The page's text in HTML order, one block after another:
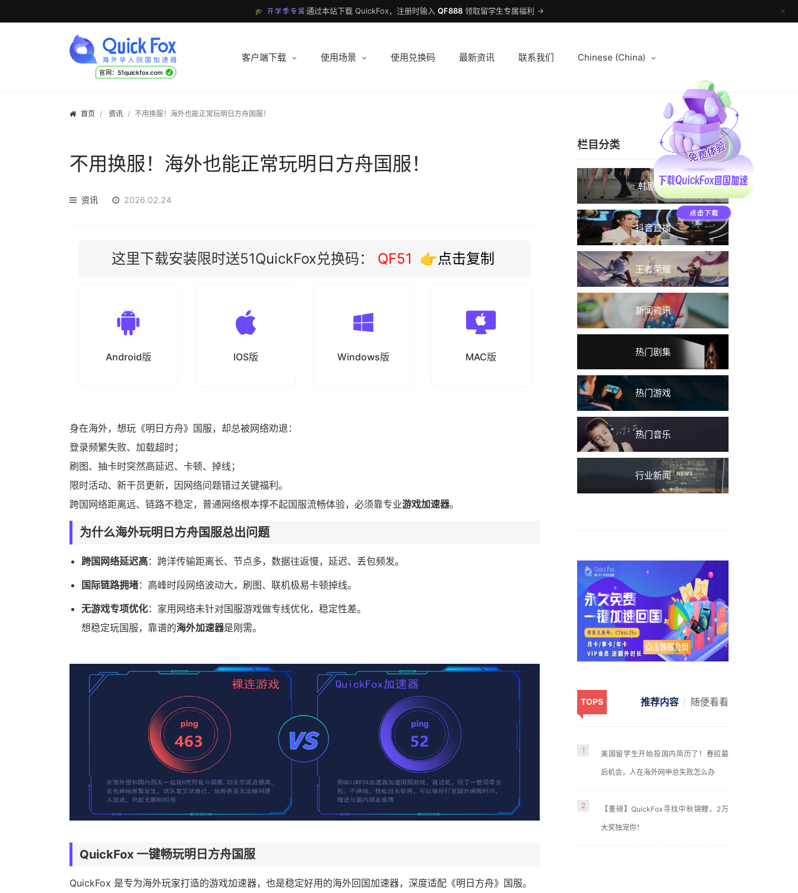
🎓 开学季专属 通过本站下载 QuickFox，注册时输入 QF888领取留学生专属福利 → ✕
官网：51quickfox.com √
客户端下载 使用场景 使用兑换码 最新资讯 联系我们 Chinese (China)
首页 资讯 不用换服！海外也能正常玩明日方舟国服！
不用换服！海外也能正常玩明日方舟国服！
资讯 2026.02.24
这里下载安装限时送51QuickFox兑换码： QF51 👉点击复制
Android版 IOS版 Windows版 MAC版
身在海外，想玩《明日 方舟》 国服，却总被网络劝退：
登录频繁失败、加载超时；
刷图、抽卡时突然高延迟、卡顿、掉线；
限时活动、新干员更新，因网络问题错过关键福利。
跨国网络距离远、链路不稳定，普通网络根本撑不起国服流畅体验，必须靠专业游戏加速器。
为什么海外玩明日方舟国服总出问题
跨国网络延迟高：跨洋传输距离长、节点多，数据往返慢，延迟、丢包频发。
国际链路拥堵：高峰时段网络波动大，刷图、联机极易卡顿掉线。
无游戏专项优化：家用网络未针对国服游戏做专线优化，稳定性差。
想稳定玩国服，靠谱的海外加速器是刚需。
QuickFox 一键畅玩明日方舟国服
QuickFox 是专为海外玩家打造的游戏加速器，也是稳定好用的海外回国加速器，深度适配《明日方舟》国服。
栏目分类
韩剧TV
抖音直播
王者荣耀
新闻资讯
热门剧集
热门游戏
热门音乐
行业新闻
TOPS 推荐内容 随便看看
1 美国留学生开始投国内简历了！春招最
后机会，人在海外网申总失败怎么办
2 【重磅】QuickFox寻找中秋锦鲤，2万
大奖独宠你！